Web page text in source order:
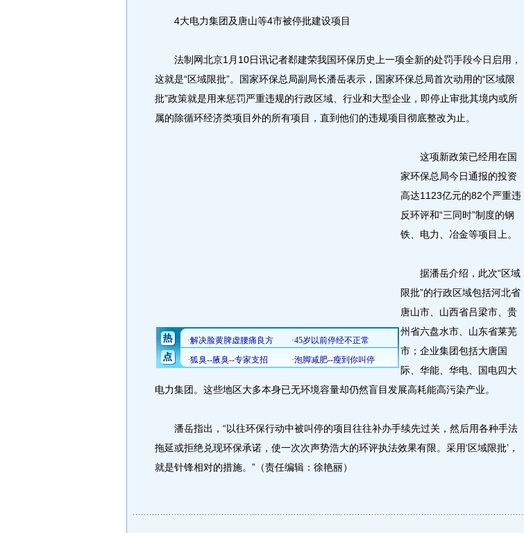
4大电力集团及唐山等4市被停批建设项目
法制网北京1月10日讯记者郄建荣我国环保历史上一项全新的处罚手段今日启用，
这就是“区域限批”。国家环保总局副局长潘岳表示，国家环保总局首次动用的“区域限
批”政策就是用来惩罚严重违规的行政区域、行业和大型企业，即停止审批其境内或所
属的除循环经济类项目外的所有项目，直到他们的违规项目彻底整改为止。
这项新政策已经用在国
家环保总局今日通报的投资
高达1123亿元的82个严重违
反环评和“三同时”制度的钢
铁、电力、冶金等项目上。
据潘岳介绍，此次“区域
限批”的行政区域包括河北省
唐山市、山西省吕梁市、贵
州省六盘水市、山东省莱芜
市；企业集团包括大唐国
际、华能、华电、国电四大
电力集团。这些地区大多本身已无环境容量却仍然盲目发展高耗能高污染产业。
潘岳指出，“以往环保行动中被叫停的项目往往补办手续先过关，然后用各种手法
拖延或拒绝兑现环保承诺，使一次次声势浩大的环评执法效果有限。采用‘区域限批’，
就是针锋相对的措施。”（责任编辑：徐艳丽）